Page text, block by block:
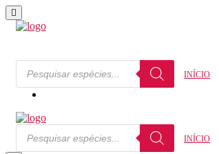
INÍCIO
INÍCIO